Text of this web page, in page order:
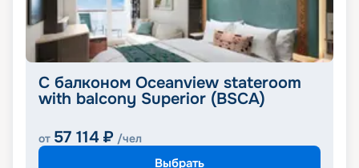
С балконом Oceanview stateroom
with balcony Superior (BSCA)
от 57 114 ₽ /чел
Выбрать